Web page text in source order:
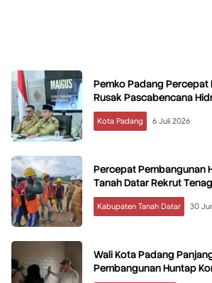
Pemko Padang Percepat
Rusak Pascabencana
Kota Padang 6 Juli 2026
Percepat Pembangunan
Tanah Datar Rekrut
Kabupaten Tanah Datar 30
Wali Kota Padang
Pembangunan Huntap